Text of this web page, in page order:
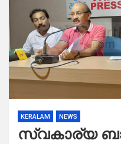
KERALAM NEWS
സ്വകാര്യ